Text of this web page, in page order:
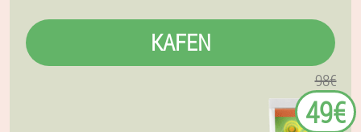
KAFEN
98€
49€